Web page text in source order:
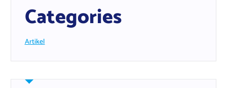
Categories
Artikel